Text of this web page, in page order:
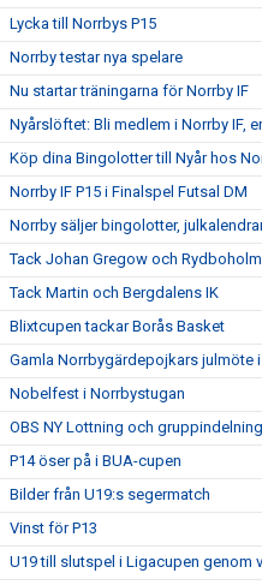
Lycka till Norrbys P15
Norrby testar nya spelare
Nu startar träningarna för Norrby IF
Nyårslöftet: Bli medlem i Norrby IF,
Köp dina Bingolotter till Nyår hos
Norrby IF P15 i Finalspel Futsal DM
Norrby säljer bingolotter,
Tack Johan Gregow och
Tack Martin och Bergdalens IK
Blixtcupen tackar Borås Basket
Gamla Norrbygärdepojkars julmöte
Nobelfest i Norrbystugan
OBS NY Lottning och
P14 öser på i BUA-cupen
Bilder från U19:s segermatch
Vinst för P13
U19 till slutspel i Ligacupen genom